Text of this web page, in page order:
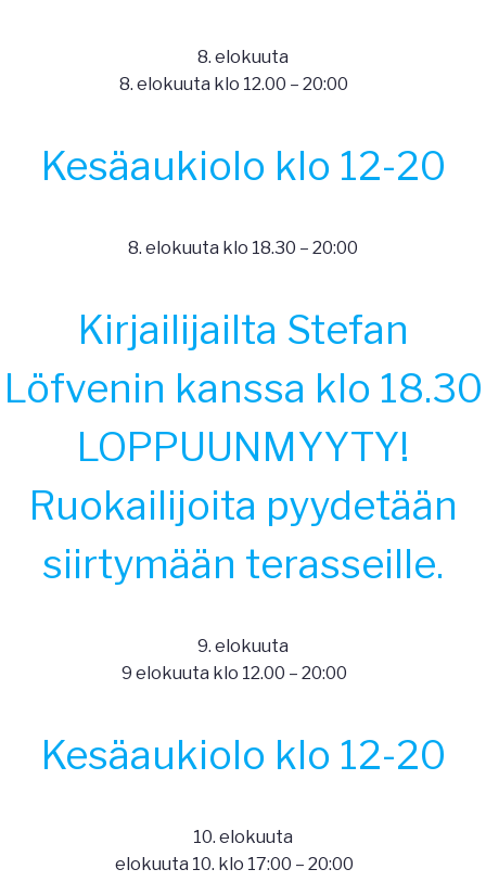
8. elokuuta
8. elokuuta klo 12.00 – 20:00
Kesäaukiolo klo 12-20
8. elokuuta klo 18.30 – 20:00
Kirjailijailta Stefan
Löfvenin kanssa klo 18.30
LOPPUUNMYYTY!
Ruokailijoita pyydetään
siirtymään terasseille.
9. elokuuta
9 elokuuta klo 12.00 – 20:00
Kesäaukiolo klo 12-20
10. elokuuta
elokuuta 10. klo 17:00 – 20:00